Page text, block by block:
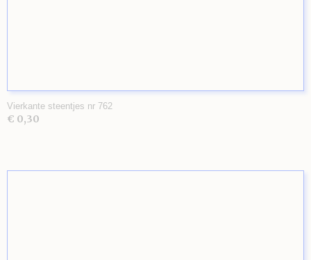
Vierkante steentjes nr 762
€ 0,30